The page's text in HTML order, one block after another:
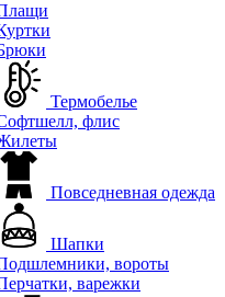
Термобелье
флис
Повседневная одежда
Шапки
вороты
варежки